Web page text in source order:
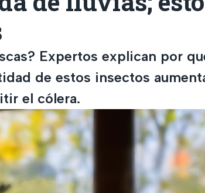
Expertos explican por
de estos insectos
el cólera.